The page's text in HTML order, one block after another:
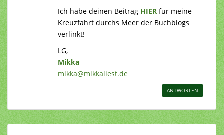
Ich habe deinen Beitrag HIER für meine
Kreuzfahrt durchs Meer der Buchblogs
verlinkt!
LG,
Mikka
mikka@mikkaliest.de
ANTWORTEN